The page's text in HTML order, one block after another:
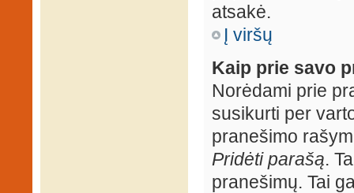
atsakė.
Į viršų
Kaip prie savo
Norėdami prie
susikurti per
pranešimo
Pridėti parašą.
pranešimų. Tai